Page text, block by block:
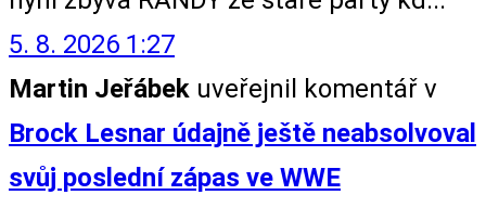
5. 8. 2026 1:27
Martin Jeřábek uveřejnil komentář v
Brock Lesnar údajně ještě neabsolvoval
svůj poslední zápas ve WWE